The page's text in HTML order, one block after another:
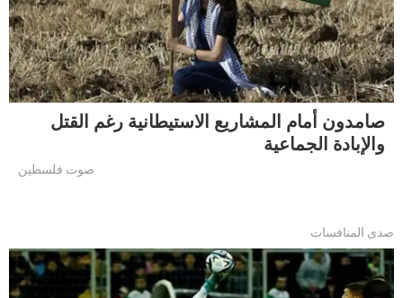
صامدون أمام المشاريع الاستيطانية رغم القتل
والإبادة الجماعية
صوت فلسطين
صدى المنافسات